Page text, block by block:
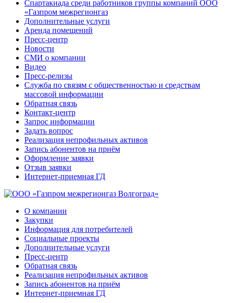
Спартакиада среди работников группы компаний ООО
«Газпром межрегионгаз
Дополнительные услуги
Аренда помещений
Пресс-центр
Новости
СМИ о компании
Видео
Пресс-релизы
Служба по связям с общественностью и средствам
массовой информации
Обратная связь
Контакт-центр
Запрос информации
Задать вопрос
Реализация непрофильных активов
Запись абонентов на приём
Оформление заявки
Отзыв заявки
Интернет-приемная ГД
О компании
Закупки
Информация для потребителей
Социальные проекты
Дополнительные услуги
Пресс-центр
Обратная связь
Реализация непрофильных активов
Запись абонентов на приём
Интернет-приемная ГД